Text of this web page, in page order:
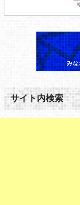
サイト内検索